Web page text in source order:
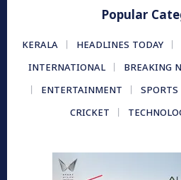
Popular
KERALA HEADLINES TODAY
INTERNATIONAL
BREAKING
ENTERTAINMENT
SPORTS
CRICKET